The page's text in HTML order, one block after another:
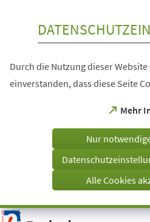
Visuelle
Durch die Nutzung dieser
einverstanden, dass diese Seite
Mehr
(Öffnet
einem
Tab)
Nur
Alle Cookies